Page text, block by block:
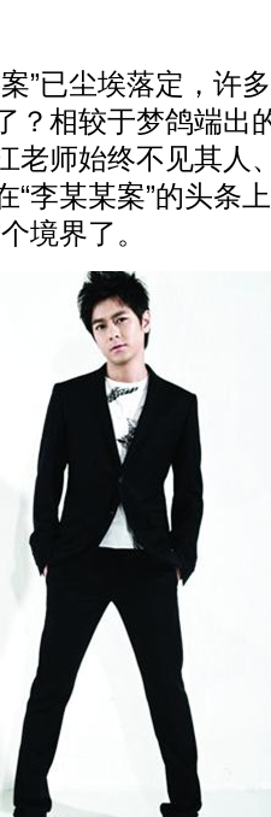
已尘埃落定，许
？相较于梦鸽端出
老师始终不见其人
“李某某案”的头条
境界了。